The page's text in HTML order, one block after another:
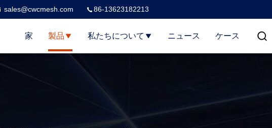
sales@cwcmesh.com 86-13623182213
家 製品 私たちについて ニュース ケース